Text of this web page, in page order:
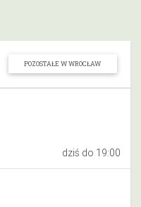
POZOSTAŁE W WROCŁAW
dziś do 19:00